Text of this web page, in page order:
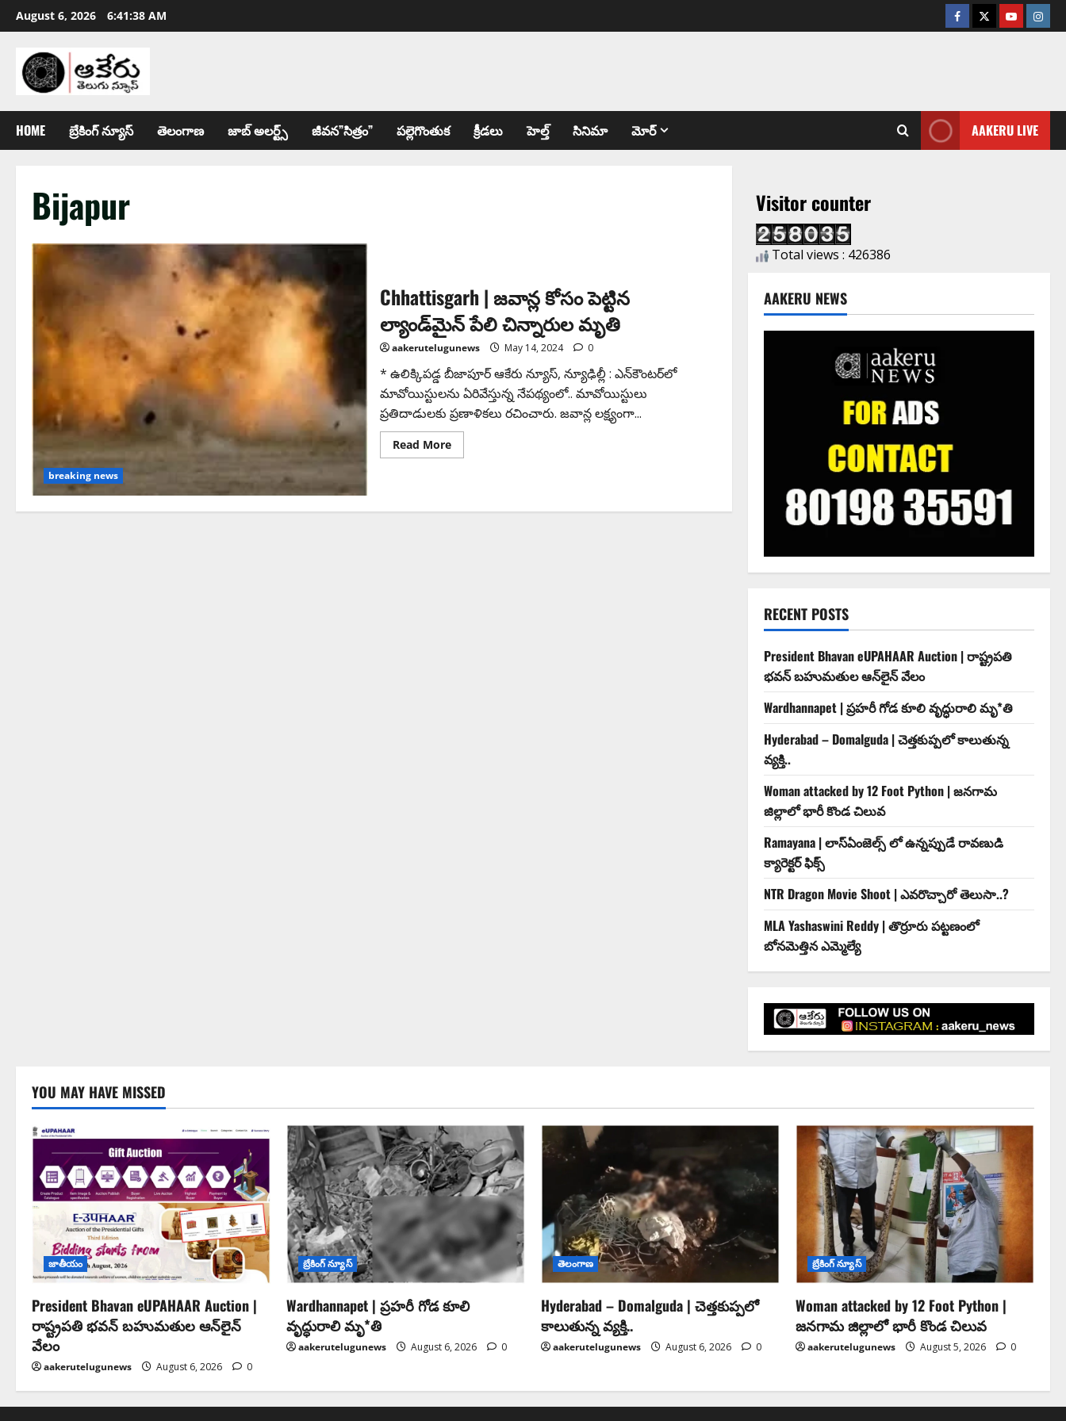
August 6, 2026 6:41:39 AM
HOME బ్రేకింగ్ న్యూస్ తెలంగాణ జాబ్ అల‌ర్ట్స్ జీవన”సిత్రం” పల్లెగొంతుక క్రీడలు హెల్త్ సినిమా మోర్ AAKERU LIVE
Bijapur
breaking news
Chhattisgarh | జ‌వాన్ల కోసం పెట్టిన
ల్యాండ్‌మైన్ పేలి చిన్నారుల మృతి
aakerutelugunews May 14, 2024 0
* ఉలిక్కిప‌డ్డ బీజాపూర్‌ ఆకేరు న్యూస్‌, న్యూఢిల్లీ : ఎన్‌కౌంట‌ర్‌లో
మావోయిస్టుల‌ను ఏరివేస్తున్న నేప‌థ్యంలో.. మావోయిస్టులు
ప్ర‌తిదాడుల‌కు ప్ర‌ణాళిక‌లు ర‌చించారు. జ‌వాన్ల ల‌క్ష్యంగా...
Read More
Visitor counter
Total views : 426386
AAKERU NEWS
RECENT POSTS
President Bhavan eUPAHAAR Auction | రాష్ట్రపతి
భవన్ బహుమతుల ఆన్‌లైన్ వేలం
Wardhannapet | ప్రహరీ గోడ కూలి వృద్ధురాలి మృ*తి
Hyderabad – Domalguda | చెత్త‌కుప్ప‌లో కాలుతున్న
వ్య‌క్తి..
Woman attacked by 12 Foot Python | జనగామ
జిల్లాలో భారీ కొండ చిలువ
Ramayana | లాస్ఏంజెల్స్ లో ఉన్నప్పుడే రావణుడి
క్యారెక్టర్ ఫిక్స్
NTR Dragon Movie Shoot | ఎవరొచ్చారో తెలుసా..?
MLA Yashaswini Reddy | తొర్రూరు పట్టణంలో
బోనమెత్తిన ఎమ్మెల్యే
YOU MAY HAVE MISSED
జాతీయం
President Bhavan eUPAHAAR Auction |
రాష్ట్రపతి భవన్ బహుమతుల ఆన్‌లైన్
వేలం
aakerutelugunews August 6, 2026 0
బ్రేకింగ్ న్యూస్
Wardhannapet | ప్రహరీ గోడ కూలి
వృద్ధురాలి మృ*తి
aakerutelugunews August 6, 2026 0
తెలంగాణ
Hyderabad – Domalguda | చెత్త‌కుప్ప‌లో
కాలుతున్న వ్య‌క్తి..
aakerutelugunews August 6, 2026 0
బ్రేకింగ్ న్యూస్
Woman attacked by 12 Foot Python |
జనగామ జిల్లాలో భారీ కొండ చిలువ
aakerutelugunews August 5, 2026 0